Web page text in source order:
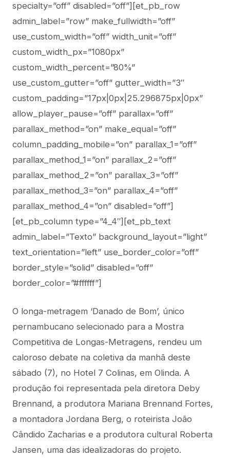
specialty=”off” disabled=”off”][et_pb_row
admin_label=”row” make_fullwidth=”off”
use_custom_width=”off” width_unit=”off”
custom_width_px=”1080px”
custom_width_percent=”80%”
use_custom_gutter=”off” gutter_width=”3″
custom_padding=”17px|0px|25.296875px|0px”
allow_player_pause=”off” parallax=”off”
parallax_method=”on” make_equal=”off”
column_padding_mobile=”on” parallax_1=”off”
parallax_method_1=”on” parallax_2=”off”
parallax_method_2=”on” parallax_3=”off”
parallax_method_3=”on” parallax_4=”off”
parallax_method_4=”on” disabled=”off”]
[et_pb_column type=”4_4″][et_pb_text
admin_label=”Texto” background_layout=”light”
text_orientation=”left” use_border_color=”off”
border_style=”solid” disabled=”off”
border_color=”#ffffff”]
O longa-metragem ‘Danado de Bom’, único
pernambucano selecionado para a Mostra
Competitiva de Longas-Metragens, rendeu um
caloroso debate na coletiva da manhã deste
sábado (7), no Hotel 7 Colinas, em Olinda. A
produção foi representada pela diretora Deby
Brennand, a produtora Mariana Brennand Fortes,
a montadora Jordana Berg, o roteirista João
Cândido Zacharias e a produtora cultural Roberta
Jansen, uma das idealizadoras do projeto.